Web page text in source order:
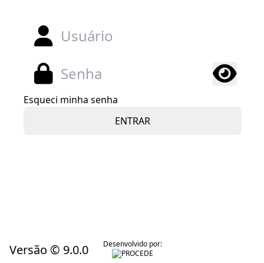
Versão © 9.0.0
Esqueci minha senha
Desenvolvido por: